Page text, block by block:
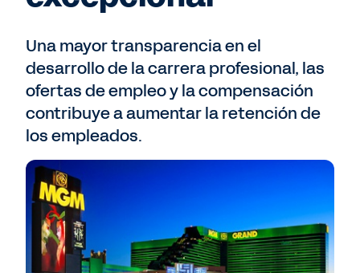
Una mayor transparencia en el
desarrollo de la carrera profesional, las
ofertas de empleo y la compensación
contribuye a aumentar la retención de
los empleados.